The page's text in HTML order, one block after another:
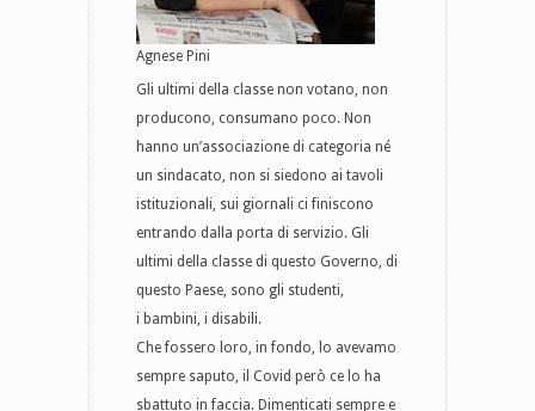
Agnese Pini
Gli ultimi della classe non votano, non
producono, consumano poco. Non
hanno un’associazione di categoria né
un sindacato, non si siedono ai tavoli
istituzionali, sui giornali ci finiscono
entrando dalla porta di servizio. Gli
ultimi della classe di questo Governo, di
questo Paese, sono gli studenti,
i bambini, i disabili.
Che fossero loro, in fondo, lo avevamo
sempre saputo, il Covid però ce lo ha
sbattuto in faccia. Dimenticati sempre e